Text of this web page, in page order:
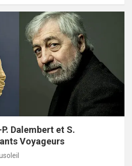
Dalembert et S.
Voyageurs